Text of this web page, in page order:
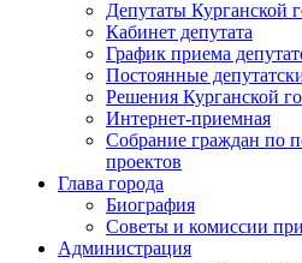
Депутаты Курганской
Кабинет депутата
График приема
Постоянные
Решения Курганской
Интернет-приемная
Собрание граждан по
проектов
Глава города
Биография
Советы и комиссии
Администрация